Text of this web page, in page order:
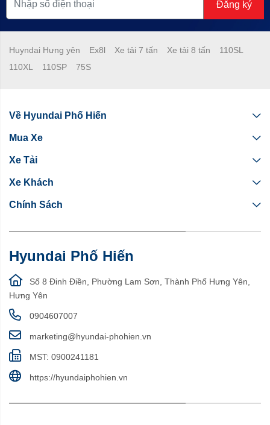
Đăng ký
Huyndai Hưng yên Ex8l Xe tải 7 tấn Xe tải 8 tấn
110SL
110XL
110SP 75S
Về Hyundai Phố Hiến
Mua Xe
Xe Tải
Xe Khách
Chính Sách
Hyundai Phố Hiến
Số 8 Đinh Điền, Phường Lam Sơn, Thành Phố Hưng Yên,
Hưng Yên
0904607007
marketing@hyundai-phohien.vn
MST: 0900241181
https://hyundaiphohien.vn